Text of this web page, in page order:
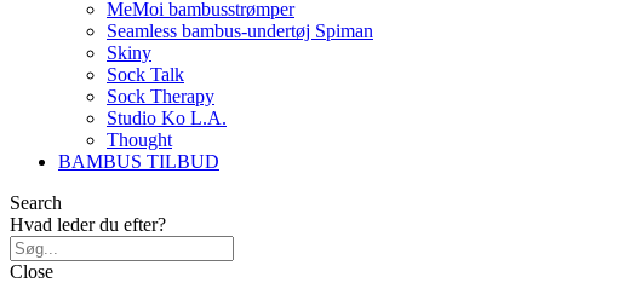
MeMoi bambusstrømper
Seamless bambus-undertøj Spiman
Skiny
Sock Talk
Sock Therapy
Studio Ko L.A.
Thought
BAMBUS TILBUD
Search
Hvad leder du efter?
Close